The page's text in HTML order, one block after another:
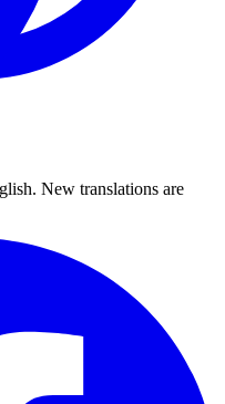
New translations are